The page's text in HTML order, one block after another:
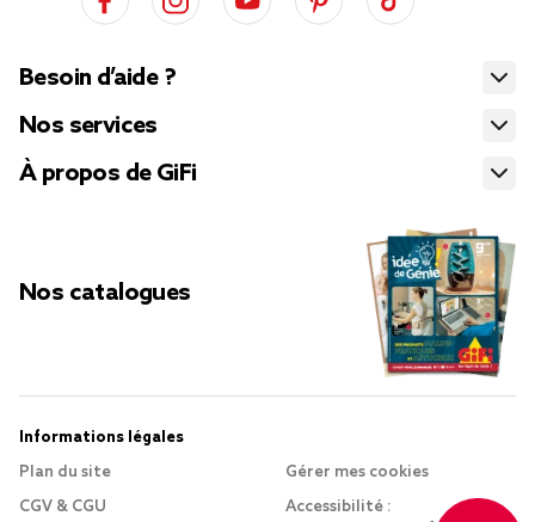
Besoin d’aide ?
Nos services
À propos de GiFi
Nos catalogues
Informations légales
Plan du site
CGV & CGU
Gérer mes cookies
Accessibilité :